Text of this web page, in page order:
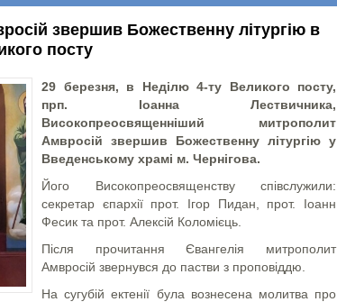
звершив Божественну літургію в
посту
29 березня, в Неділю 4-ту Великого посту,
прп. Іоанна Лествичника,
Високопреосвященніший митрополит
Амвросій звершив Божественну літургію у
Введенському храмі м. Чернігова.
Його Високопреосвященству співслужили:
секретар єпархії прот. Ігор Пидан, прот. Іоанн
Фесик та прот. Алексій Коломієць.
Після прочитання Євангелія митрополит
Амвросій звернувся до пастви з проповіддю.
На сугубій ектенії була вознесена молитва про